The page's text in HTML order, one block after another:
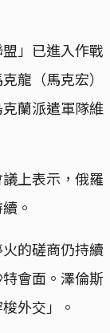
」已進入作戰
龍（馬克宏）
蘭派遣軍隊維
上表示，俄羅
。
的磋商仍持續
會面。澤倫斯
外交」。